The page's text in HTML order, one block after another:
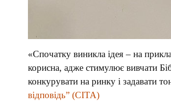
«Спочатку виникла ідея – на
корисна, адже стимулює вивчати
конкурувати на ринку і задавати
відповідь” (CITA)